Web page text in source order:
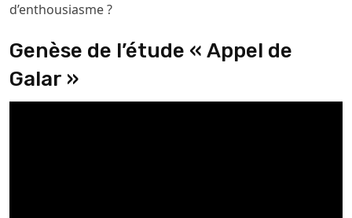
d’enthousiasme ?
Genèse de l’étude « Appel de
Galar »